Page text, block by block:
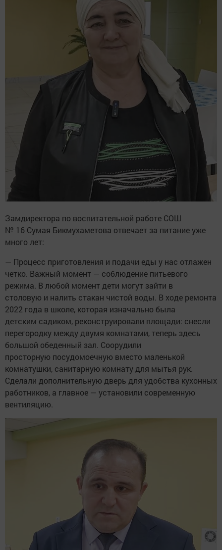
Замдиректора по воспитательной работе СОШ
№ 16 Сумая Бикмухаметова отвечает за питание уже
много лет:
— Процесс приготовления и подачи еды у нас отлажен
четко. Важный момент — соблюдение питьевого
режима. В любой момент дети могут зайти в
столовую и налить стакан чистой воды. В ходе ремонта
2022 года в школе, которая изначально была
детским садиком, реконструировали площади: снесли
перегородку между двумя комнатами, теперь здесь
большой обеденный зал. Соорудили
просторную посудомоечную вместо маленькой
комнатушки, санитарную комнату для мытья рук.
Сделали дополнительную дверь для удобства кухонных
работников, а главное — установили современную
вентиляцию.